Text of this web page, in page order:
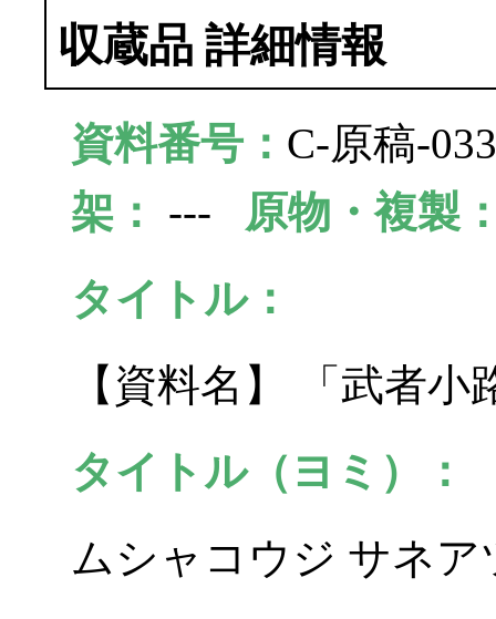
収蔵品 詳細情報
資料番号： C-原稿-
架：
--- 原物・複製
タイトル：
【資料名】 「武者
タイトル（ヨミ）：
ムシャコウジ サネ